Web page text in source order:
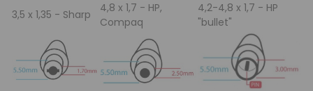
3,5 x 1,35 - Sharp
4,8 x 1,7 - HP,
Compaq
4,2-4,8 x 1,7 - HP
"bullet"